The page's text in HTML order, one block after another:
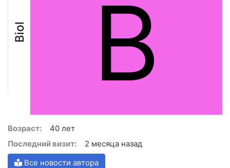
Biol B
Возраст:
40 лет
Последний визит:
2 месяца назад
Все новости автора